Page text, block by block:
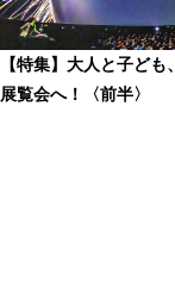
【特集】大人と子ど
展覧会へ！〈前半〉